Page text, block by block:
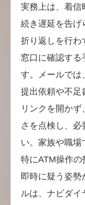
実務上は、着信
続き遅延を告げ
折り返しを行わ
窓口に確認する
す。メールでは
提出依頼や不足
リンクを開か
さを点検し、必
い。家族や職場
特にATM操作
即時に疑う姿勢
ルは、ナビダイ